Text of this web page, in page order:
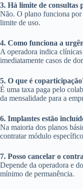
3. Há limite de consultas
Não. O plano funciona
limite de uso.
4. Como funciona a
A operadora indica
imediatamente casos de
5. O que é
É uma taxa paga pelo
da mensalidade para a
6. Implantes estão
Na maioria dos planos
contratar módulo
7. Posso cancelar o
Depende da operadora e
mínimo de permanência.